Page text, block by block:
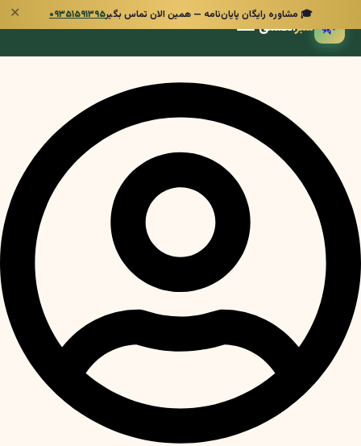
🎓 مشاوره رایگان پایان‌نامه — همین الان تماس بگیر۰۹۳۵۱۵۹۱۳۹۵ ✕
🌿 سبزانگشتی